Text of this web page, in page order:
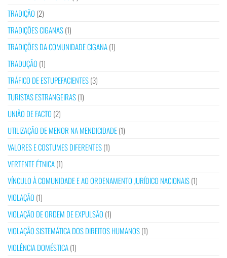
TRADIÇÃO (2)
TRADIÇÕES CIGANAS(1)
TRADIÇÕES DA COMUNIDADE CIGANA(1)
TRADUÇÃO (1)
TRÁFICO DE ESTUPEFACIENTES(3)
TURISTAS ESTRANGEIRAS(1)
UNIÃO DE FACTO (2)
UTILIZAÇÃO DE MENOR NA MENDICIDADE(1)
VALORES E COSTUMES DIFERENTES(1)
VERTENTE ÉTNICA(1)
VÍNCULO À COMUNIDADE E AO ORDENAMENTO JURÍDICO NACIONAIS(1)
VIOLAÇÃO (1)
VIOLAÇÃO DE ORDEM DE EXPULSÃO (1)
VIOLAÇÃO SISTEMÁTICA DOS DIREITOS HUMANOS(1)
VIOLÊNCIA DOMÉSTICA(1)